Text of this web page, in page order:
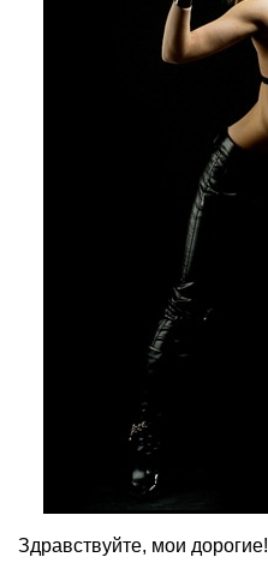
Здравствуйте, мои дорогие!